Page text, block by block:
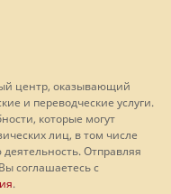
центр, оказывающий
и переводческие услуги.
которые могут
лиц, в том числе
Отправляя
соглашаетесь с
.